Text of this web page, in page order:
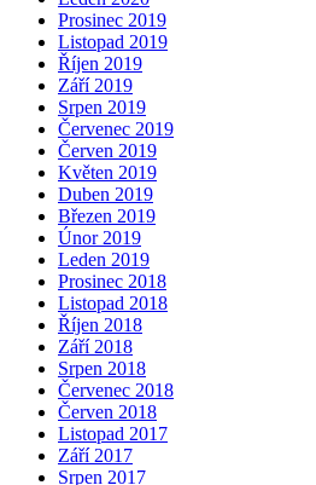
Prosinec 2019
Listopad 2019
Říjen 2019
Září 2019
Srpen 2019
Červenec 2019
Červen 2019
Květen 2019
Duben 2019
Březen 2019
Únor 2019
Leden 2019
Prosinec 2018
Listopad 2018
Říjen 2018
Září 2018
Srpen 2018
Červenec 2018
Červen 2018
Listopad 2017
Září 2017
Srpen 2017